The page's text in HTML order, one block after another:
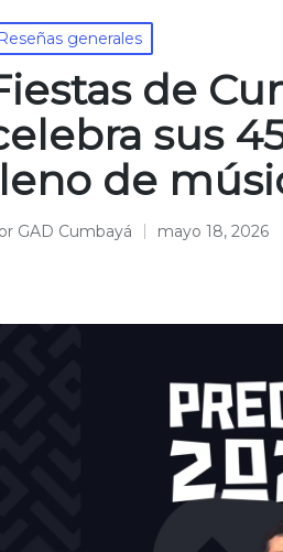
Reseñas generales
de
sus
de
GAD Cumbayá mayo 18, 2026